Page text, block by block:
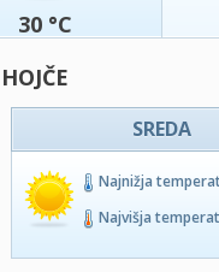
30 °C
SREDA
Najnižja
Najvišja